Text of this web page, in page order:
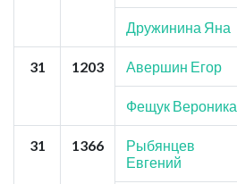
Дружинина Яна
31 1203 Авершин Егор
Фещук Вероника
31 1366
Рыбянцев
Евгений